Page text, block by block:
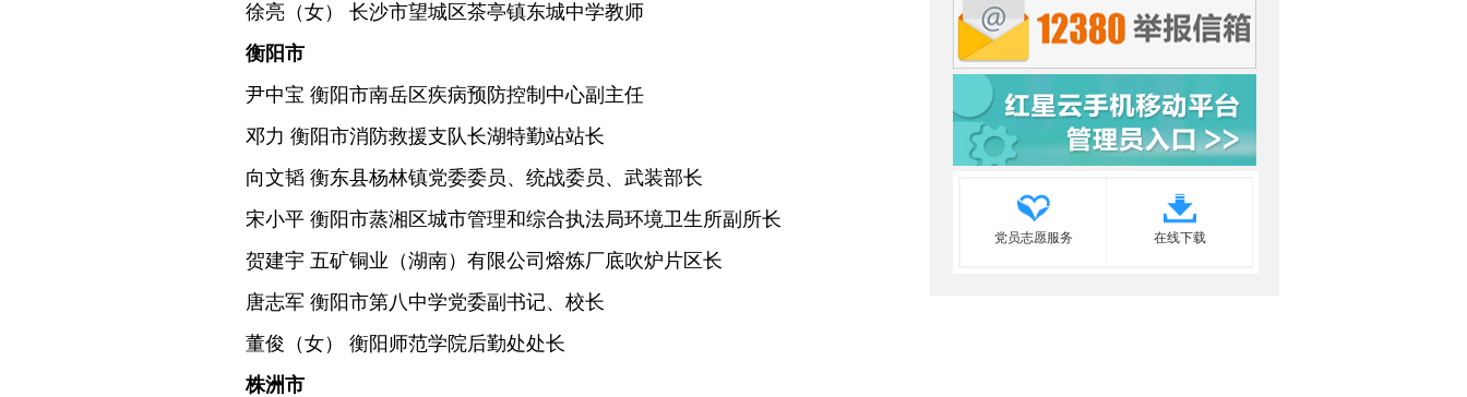
徐亮（女） 长沙市望城区茶亭镇东城中学教师
衡阳市
尹中宝 衡阳市南岳区疾病预防控制中心副主任
邓力 衡阳市消防救援支队长湖特勤站站长
向文韬 衡东县杨林镇党委委员、统战委员、武装部长
宋小平 衡阳市蒸湘区城市管理和综合执法局环境卫生所副所长
贺建宇 五矿铜业（湖南）有限公司熔炼厂底吹炉片区长
唐志军 衡阳市第八中学党委副书记、校长
董俊（女） 衡阳师范学院后勤处处长
株洲市
党员志愿服务 在线下载